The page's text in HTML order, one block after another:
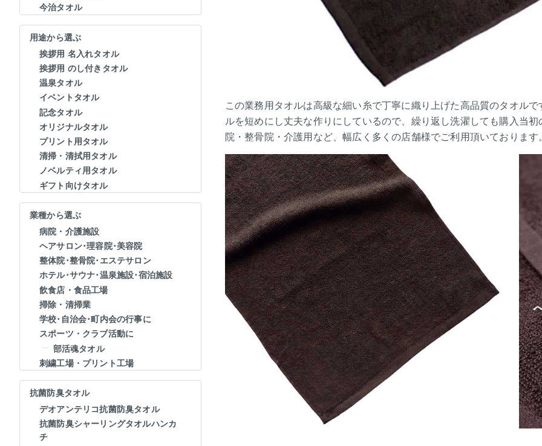
今治タオル
用途から選ぶ
挨拶用 名入れタオル
挨拶用 のし付きタオル
温泉タオル
イベントタオル
記念タオル
オリジナルタオル
プリント用タオル
清掃・清拭用タオル
ノベルティ用タオル
ギフト向けタオル
業種から選ぶ
病院・介護施設
ヘアサロン･理容院･美容院
整体院･整骨院･エステサロン
ホテル･サウナ･温泉施設･宿泊施設
飲食店・食品工場
掃除・清掃業
学校･自治会･町内会の行事に
スポーツ・クラブ活動に
部活魂タオル
刺繍工場・プリント工場
抗菌防臭タオル
デオアンテリコ抗菌防臭タオル
抗菌防臭シャーリングタオルハンカ
チ
この業務用タオルは高級な細い糸で丁寧に織り上げた高品質のタオル
ルを短めにし丈夫な作りにしているので、繰り返し洗濯しても購入当
院・整骨院・介護用など、幅広く多くの店舗様でご利用頂いております